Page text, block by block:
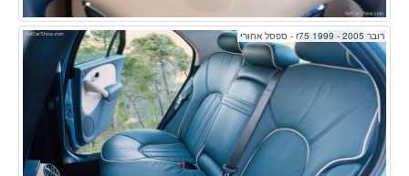
רובר r75 1999 - 2005 - ספסל אחורי